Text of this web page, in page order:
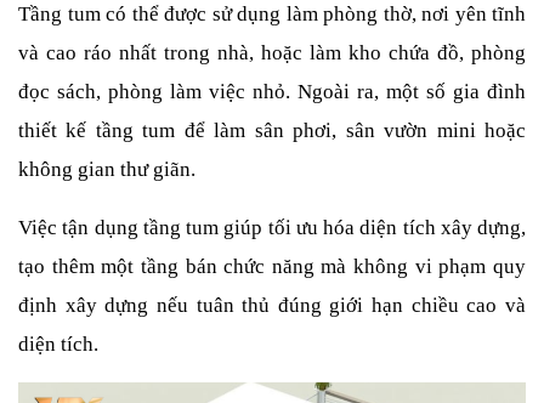
Tầng tum có thể được sử dụng làm phòng thờ, nơi yên tĩnh
và cao ráo nhất trong nhà, hoặc làm kho chứa đồ, phòng
đọc sách, phòng làm việc nhỏ. Ngoài ra, một số gia đình
thiết kế tầng tum để làm sân phơi, sân vườn mini hoặc
không gian thư giãn.
Việc tận dụng tầng tum giúp tối ưu hóa diện tích xây dựng,
tạo thêm một tầng bán chức năng mà không vi phạm quy
định xây dựng nếu tuân thủ đúng giới hạn chiều cao và
diện tích.